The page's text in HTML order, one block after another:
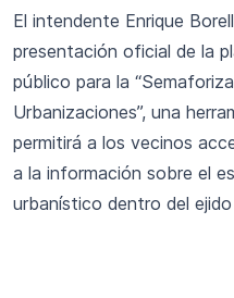
El intendente Enrique
presentación oficial de la
público para la
Urbanizaciones”, una
permitirá a los vecinos
a la información sobre el
urbanístico dentro del ejido